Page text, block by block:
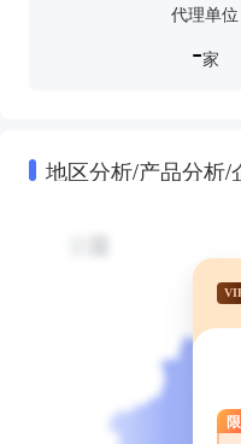
代理单位
-家
地区分析/产品分析/